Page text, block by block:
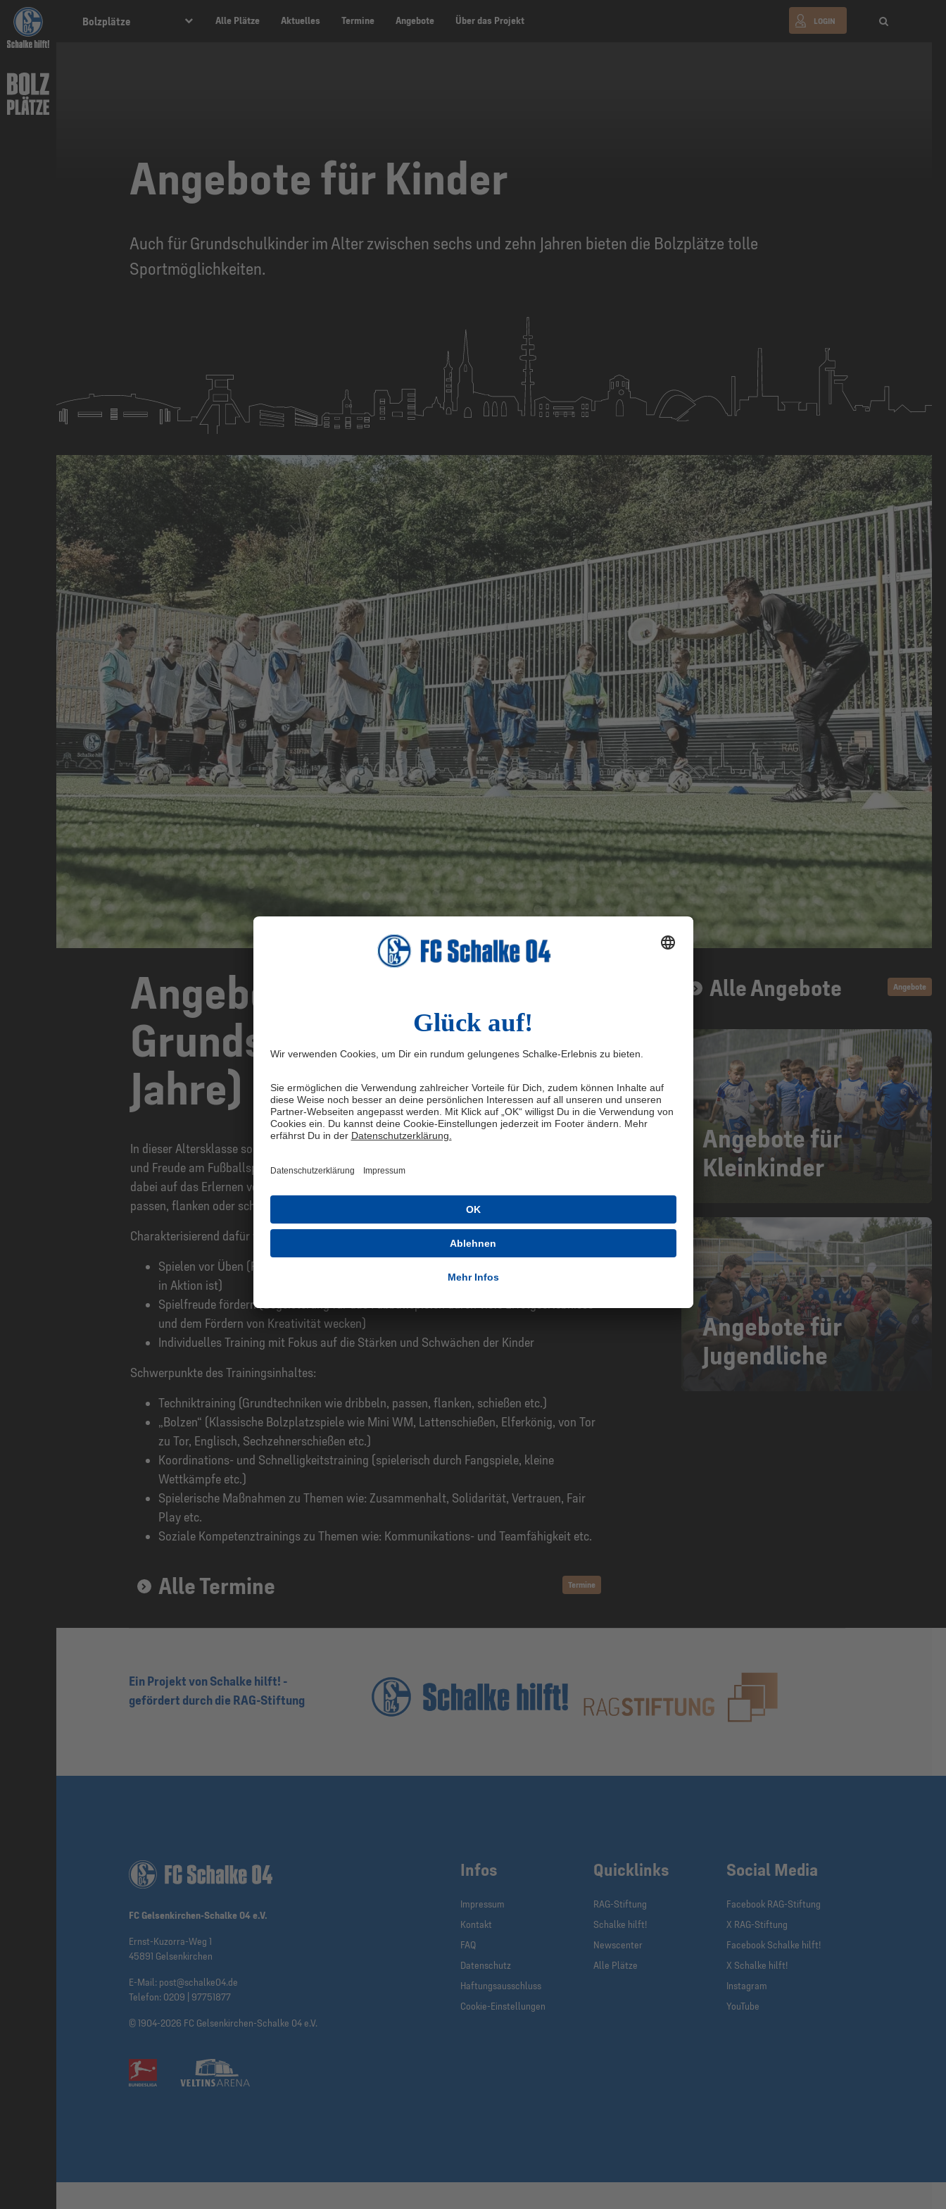
Bolzplätze Alle Plätze Aktuelles Termine Angebote Über das Projekt LOGIN
Angebote für Kinder
Auch für Grundschulkinder im Alter zwischen sechs und zehn Jahren bieten die Bolzplätze tolle
Sportmöglichkeiten.
Angebote für Kinder im
Grundschulalter (6-10
Jahre)
In dieser Altersklasse soll der Fokus bei Mädchen und Jungen auf die Vermittlung von Spaß
und Freude am Fußballspielen und an der Bewegung gelegt werden. Der Schwerpunkt wird
dabei auf das Erlernen von fußballerischen Grundtechniken wie beispielsweise dribbeln,
passen, flanken oder schießen gerichtet.
Charakterisierend dafür werden u.a. folgende Trainingsprinzipien angewendet:
Spielen vor Üben (Fußball lernen durch viele kleine Fußballspiele, bei denen jedes Kind
in Aktion ist)
Spielfreude fördern (Begeisterung für das Fußballspielen durch viele Erfolgserlebnisse
und dem Fördern von Kreativität wecken)
Individuelles Training mit Fokus auf die Stärken und Schwächen der Kinder
Schwerpunkte des Trainingsinhaltes:
Techniktraining (Grundtechniken wie dribbeln, passen, flanken, schießen etc.)
„Bolzen“ (Klassische Bolzplatzspiele wie Mini WM, Lattenschießen, Elferkönig, von Tor
zu Tor, Englisch, Sechzehnerschießen etc.)
Koordinations- und Schnelligkeitstraining (spielerisch durch Fangspiele, kleine
Wettkämpfe etc.)
Spielerische Maßnahmen zu Themen wie: Zusammenhalt, Solidarität, Vertrauen, Fair
Play etc.
Soziale Kompetenztrainings zu Themen wie: Kommunikations- und Teamfähigkeit etc.
Alle Termine Termine
Alle Angebote Angebote
Angebote für
Kleinkinder
Angebote für
Jugendliche
Ein Projekt von Schalke hilft! -
gefördert durch die RAG-Stiftung
FC Gelsenkirchen-Schalke 04 e.V.
Ernst-Kuzorra-Weg 1
45891 Gelsenkirchen
E-Mail: post@schalke04.de
Telefon: 0209 | 97751877
© 1904-2026 FC Gelsenkirchen-Schalke 04 e.V.
Infos
Impressum
Kontakt
FAQ
Datenschutz
Haftungsausschluss
Cookie-Einstellungen
Quicklinks
RAG-Stiftung
Schalke hilft!
Newscenter
Alle Plätze
Social Media
Facebook RAG-Stiftung
X RAG-Stiftung
Facebook Schalke hilft!
X Schalke hilft!
Instagram
YouTube